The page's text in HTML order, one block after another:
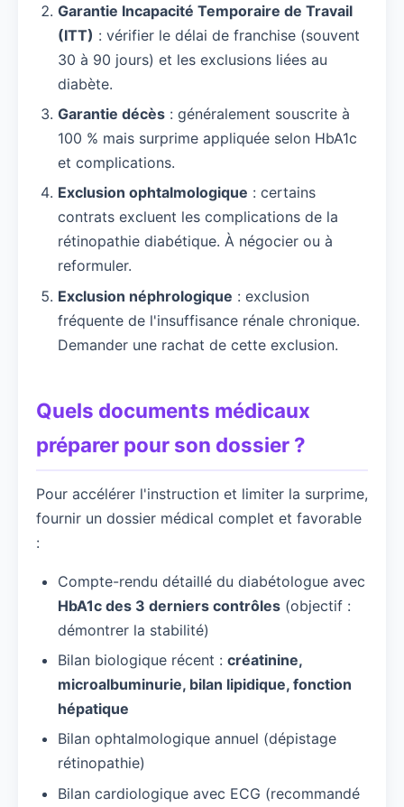
Garantie Incapacité Temporaire de Travail
(ITT) : vérifier le délai de franchise (souvent
30 à 90 jours) et les exclusions liées au
diabète.
Garantie décès : généralement souscrite à
100 % mais surprime appliquée selon HbA1c
et complications.
Exclusion ophtalmologique : certains
contrats excluent les complications de la
rétinopathie diabétique. À négocier ou à
reformuler.
Exclusion néphrologique : exclusion
fréquente de l'insuffisance rénale chronique.
Demander une rachat de cette exclusion.
Quels documents médicaux
préparer pour son dossier ?
Pour accélérer l'instruction et limiter la surprime,
fournir un dossier médical complet et favorable
:
Compte-rendu détaillé du diabétologue avec
HbA1c des 3 derniers contrôles (objectif :
démontrer la stabilité)
Bilan biologique récent : créatinine,
microalbuminurie, bilan lipidique, fonction
hépatique
Bilan ophtalmologique annuel (dépistage
rétinopathie)
Bilan cardiologique avec ECG (recommandé